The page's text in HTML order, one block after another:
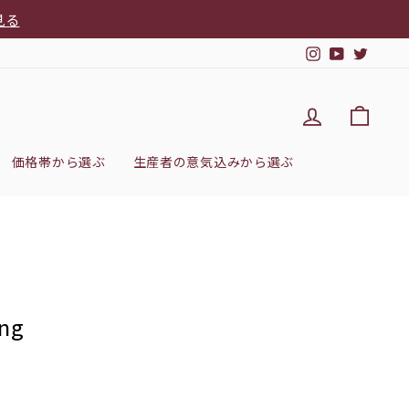
る
Instagram
YouTube
DEL'IMMO
価格帯から選ぶ 生産者の意気込みから選ぶ